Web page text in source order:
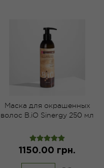
Маска для окрашенных
волос B.iO Sinergy 250 мл
1150.00 грн.